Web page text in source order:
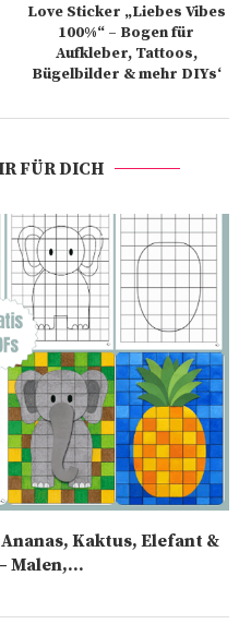
Love Sticker „Liebes Vibes
100%“ – Bogen für
Aufkleber, Tattoos,
Bügelbilder & mehr DIYs‘
FÜR DICH
Kaktus, Elefant &
Malen,...